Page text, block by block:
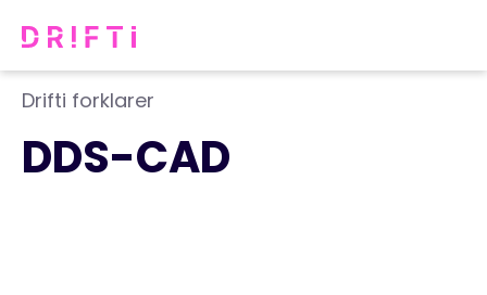
Drifti forklarer
DDS-CAD